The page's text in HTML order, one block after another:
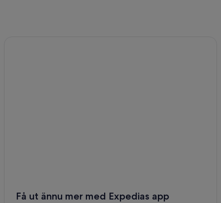
Få ut ännu mer med Expedias app